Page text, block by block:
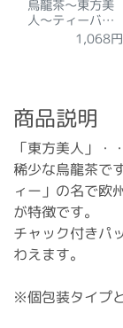
烏龍茶～東方美
人～ティーバッ
1,068円
商品説明
「東方美人」・
稀少な烏龍茶で
ィー」の名で欧
が特徴です。
チャック付きパ
わえます。
※個包装タイプ